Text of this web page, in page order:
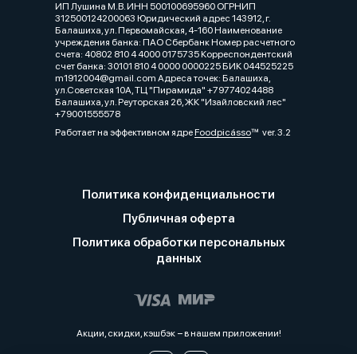
ИП Лушина М.В. ИНН 500100695960 ОГРНИП
312500124200063 Юридический адрес 143912, г.
Балашиха, ул. Первомайская, 4-160 Наименование
учреждения банка: ПАО Сбербанк Номер расчетного
счета: 40802 810 4 4000 0175735 Корреспондентский
счет банка: 30101 810 4 0000 0000225 БИК 044525225
m1912004@gmail.com Адреса точек: Балашиха,
ул.Советская 10А, ТЦ "Пирамида" +79774024488
Балашиха, ул. Реуторская 26, ЖК "Изайловский лес"
+79001555578
Работает на эффективном ядреFoodpicássover. 3.2
Политика конфиденциальности
Публичная оферта
Политика обработки персональных
данных
Акции, скидки, кэшбэк − в нашем приложении!